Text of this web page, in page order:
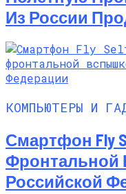
Из России
КОМПЬЮТЕРЫ И
Смартфон Fly
Российской